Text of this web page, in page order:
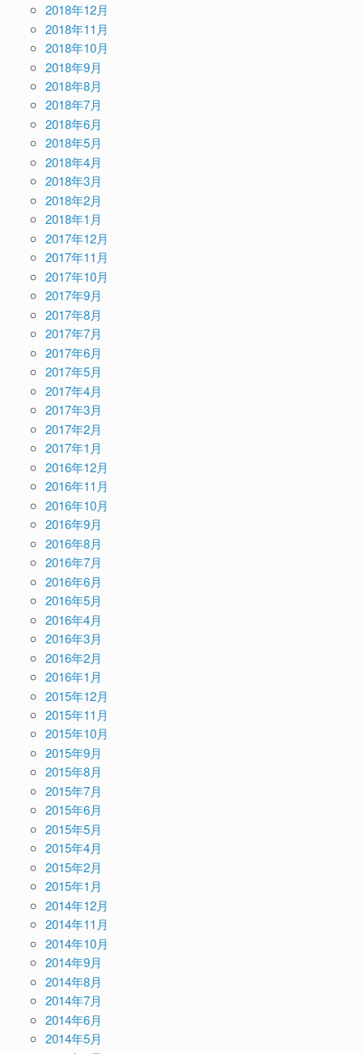
2018年12月
2018年11月
2018年10月
2018年9月
2018年8月
2018年7月
2018年6月
2018年5月
2018年4月
2018年3月
2018年2月
2018年1月
2017年12月
2017年11月
2017年10月
2017年9月
2017年8月
2017年7月
2017年6月
2017年5月
2017年4月
2017年3月
2017年2月
2017年1月
2016年12月
2016年11月
2016年10月
2016年9月
2016年8月
2016年7月
2016年6月
2016年5月
2016年4月
2016年3月
2016年2月
2016年1月
2015年12月
2015年11月
2015年10月
2015年9月
2015年8月
2015年7月
2015年6月
2015年5月
2015年4月
2015年2月
2015年1月
2014年12月
2014年11月
2014年10月
2014年9月
2014年8月
2014年7月
2014年6月
2014年5月